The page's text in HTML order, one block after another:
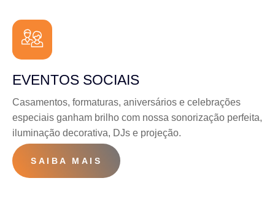
EVENTOS SOCIAIS
Casamentos, formaturas, aniversários e celebrações
especiais ganham brilho com nossa sonorização perfeita,
iluminação decorativa, DJs e projeção.
SAIBA MAIS